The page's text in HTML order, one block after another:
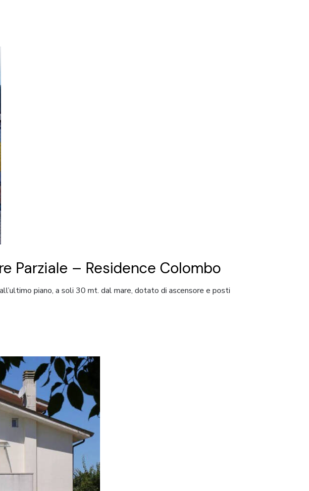
Parziale – Residence Colombo
piano, a soli 30 mt. dal mare, dotato di ascensore e posti